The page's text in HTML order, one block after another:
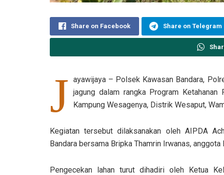
Share on Facebook Share on Telegram
J ayawijaya – Polsek Kawasan Bandara,
jagung dalam rangka Program
Kampung Wesagenya, Distrik Wesaput,
Kegiatan tersebut dilaksanakan oleh AIPDA
Bandara bersama Bripka Thamrin Irwanas,
Pengecekan lahan turut dihadiri oleh Ketua